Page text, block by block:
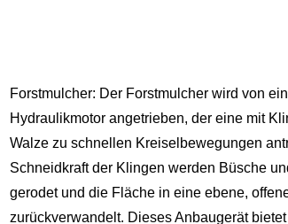
Forstmulcher: Der Forstmulcher wird von
Hydraulikmotor angetrieben, der eine mit
Walze zu schnellen Kreiselbewegungen
Schneidkraft der Klingen werden Büsche
gerodet und die Fläche in eine ebene,
zurückverwandelt. Dieses Anbaugerät